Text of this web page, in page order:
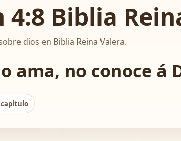
4:8 Biblia
dios en Biblia Reina Valera.
ama, no conoce á
capítulo